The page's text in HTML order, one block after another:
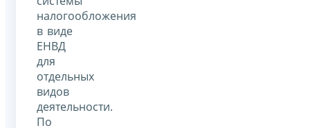
налогообложения
в виде
ЕНВД
для
отдельных
видов
деятельности.
По